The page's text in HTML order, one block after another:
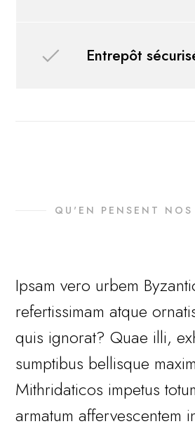
Entrepôt
QU'EN PENSENT
Ipsam vero urbem
refertissimam atque
quis ignorat? Quae illi,
sumptibus bellisque
Mithridaticos impetus
armatum affervescentem